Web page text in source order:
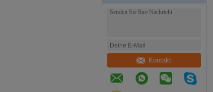
Kontakt